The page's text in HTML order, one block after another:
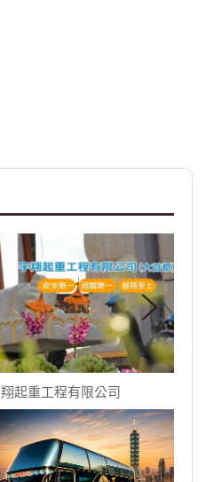
起重工程有限公司